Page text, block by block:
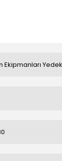
Ekipmanları